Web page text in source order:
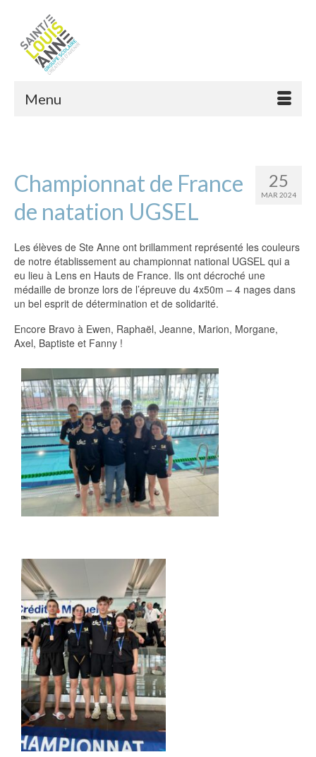
Menu
25
MAR 2024
Championnat de France
de natation UGSEL
Les élèves de Ste Anne ont brillamment représenté les couleurs
de notre établissement au championnat national UGSEL qui a
eu lieu à Lens en Hauts de France. Ils ont décroché une
médaille de bronze lors de l’épreuve du 4x50m – 4 nages dans
un bel esprit de détermination et de solidarité.
Encore Bravo à Ewen, Raphaël, Jeanne, Marion, Morgane,
Axel, Baptiste et Fanny !